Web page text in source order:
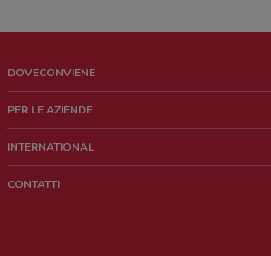
DOVECONVIENE
Chi siamo
Lavora con noi
PER LE AZIENDE
Richieste commerciali e marketing
INTERNATIONAL
CONTATTI